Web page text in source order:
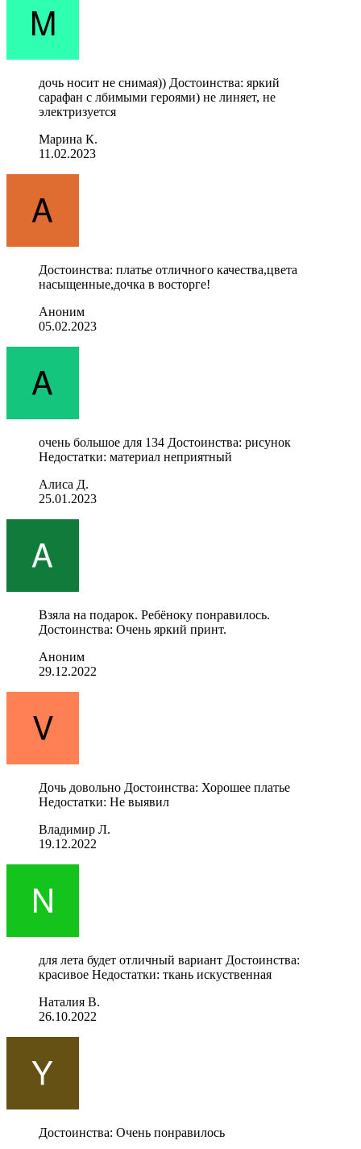
дочь носит не снимая)) Достоинства: яркий
сарафан с лбимыми героями) не линяет, не
электризуется
Марина К.
11.02.2023
Достоинства: платье отличного качества,цвета
насыщенные,дочка в восторге!
Аноним
05.02.2023
очень большое для 134 Достоинства: рисунок
Недостатки: материал неприятный
Алиса Д.
25.01.2023
Взяла на подарок. Ребёноку понравилось.
Достоинства: Очень яркий принт.
Аноним
29.12.2022
Дочь довольно Достоинства: Хорошее платье
Недостатки: Не выявил
Владимир Л.
19.12.2022
для лета будет отличный вариант Достоинства:
красивое Недостатки: ткань искуственная
Наталия В.
26.10.2022
Достоинства: Очень понравилось